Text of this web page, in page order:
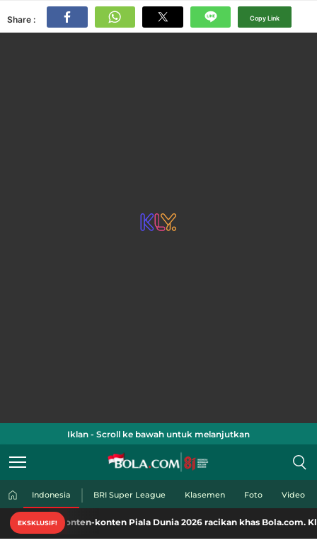
Share : Copy Link
Iklan - Scroll ke bawah untuk melanjutkan
Indonesia BRI Super League Klasemen Foto Video
EKSKLUSIF!
konten-konten Piala Dunia 2026 racikan khas Bola.com. Klik di sini!